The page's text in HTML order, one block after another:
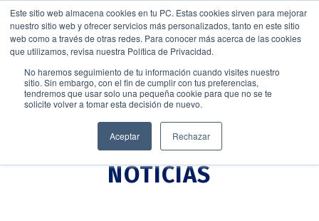
Este sitio web almacena cookies en tu PC. Estas cookies sirven para mejorar
nuestro sitio web y ofrecer servicios más personalizados, tanto en este sitio
web como a través de otras redes. Para conocer más acerca de las cookies
que utilizamos, revisa nuestra Política de Privacidad.
No haremos seguimiento de tu información cuando visites nuestro
sitio. Sin embargo, con el fin de cumplir con tus preferencias,
tendremos que usar solo una pequeña cookie para que no se te
solicite volver a tomar esta decisión de nuevo.
Aceptar Rechazar
NOTICIAS